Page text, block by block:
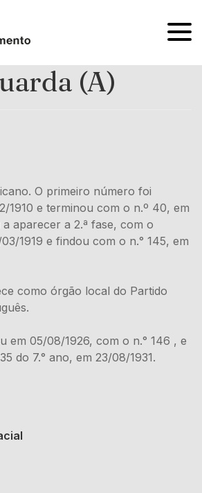
OPEN
(A)
O primeiro número foi
1910 e terminou com o n.º 40, em
aparecer a 2.ª fase, com o
1919 e findou com o n.° 145, em
como órgão local do Partido
em 05/08/1926, com o n.° 146 , e
do 7.° ano, em 23/08/1931.